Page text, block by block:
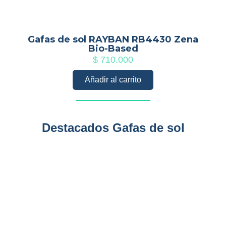
Gafas de sol RAYBAN RB4430 Zena
Bio-Based
$ 710.000
Añadir al carrito
Destacados Gafas de sol